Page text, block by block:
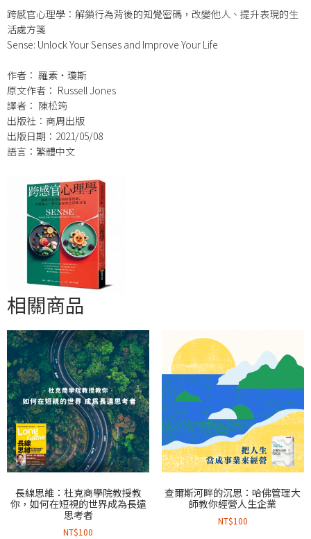
跨感官心理學：解鎖行為背後的知覺密碼，改變他人、提升表現的生
活處方箋
Sense: Unlock Your Senses and Improve Your Life
作者： 羅素‧瓊斯
原文作者： Russell Jones
譯者： 陳松筠
出版社：商周出版
出版日期：2021/05/08
語言：繁體中文
相關商品
長線思維：杜克商學院教授教
你，如何在短視的世界成為長遠
思考者
NT$100
查爾斯河畔的沉思：哈佛管理大
師教你經營人生企業
NT$100